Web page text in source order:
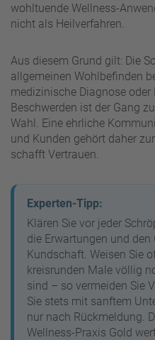
wohltuende Wellness-
nicht als Heilverfahren.
Aus diesem Grund gilt: Die
allgemeinen Wohlbefinden
medizinische Diagnose
Beschwerden ist der Gang
Wahl. Eine ehrliche
und Kunden gehört daher
schafft Vertrauen.
Experten-Tipp:
Klären Sie vor jeder
die Erwartungen und
Kundschaft. Weisen Sie
kreisrunden Male völlig
sind – so vermeiden Sie
Sie stets mit sanftem
nur nach Rückmeldung.
Wellness-Praxis Gold